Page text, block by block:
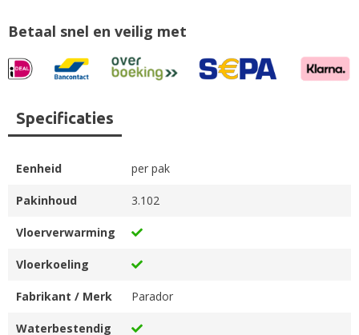
Betaal snel en veilig met
Specificaties
Eenheid per pak
Pakinhoud 3.102
Vloerverwarming
Vloerkoeling
Fabrikant / Merk Parador
Waterbestendig